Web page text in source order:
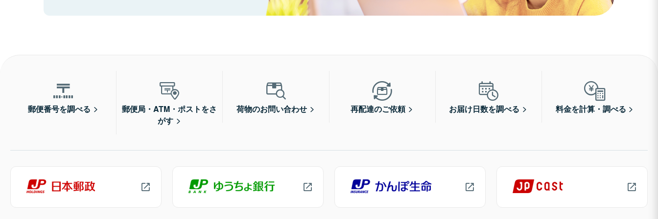
郵便番号を調べる
郵便局・ATM・ポストをさ
がす
荷物のお問い合わせ 再配達のご依頼 お届け日数を調べる 料金を計算・調べる